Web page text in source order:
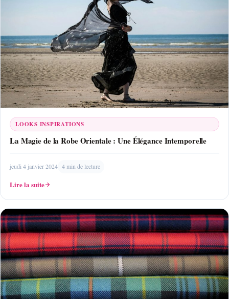
LOOKS INSPIRATIONS
La Magie de la Robe Orientale : Une Élégance Intemporelle
jeudi 4 janvier 2024 4 min de lecture
Lire la suite